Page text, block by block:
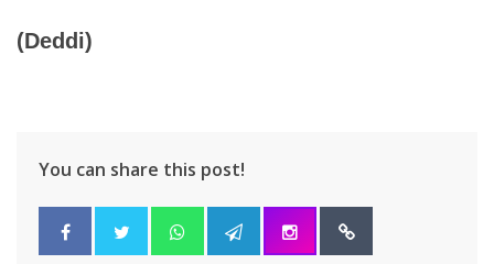
(Deddi)
You can share this post!